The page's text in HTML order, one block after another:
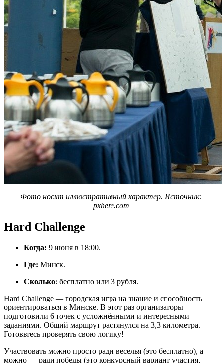
Фото носит иллюстративный характер. Источник:
pxhere.com
Hard Challenge
Когда: 9 июня в 18:00.
Где: Минск.
Сколько: бесплатно или 3 рубля.
Hard Challenge — городская игра на знание и способность
ориентироваться в Минске. В этот раз организаторы
подготовили 6 точек с усложнёнными и интересными
заданиями. Общий маршрут растянулся на 3,3 километра.
Готовьтесь проверять свою логику!
Участвовать можно просто ради веселья (это бесплатно), а
можно — ради победы (это конкурсный вариант участия,